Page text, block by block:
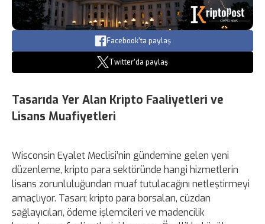
Facebook'ta paylaş
Twitter'da paylaş
Tasarıda Yer Alan Kripto Faaliyetleri ve
Lisans Muafiyetleri
Wisconsin Eyalet Meclisi’nin gündemine gelen yeni
düzenleme, kripto para sektöründe hangi hizmetlerin
lisans zorunluluğundan muaf tutulacağını netleştirmeyi
amaçlıyor. Tasarı; kripto para borsaları, cüzdan
sağlayıcıları, ödeme işlemcileri ve madencilik